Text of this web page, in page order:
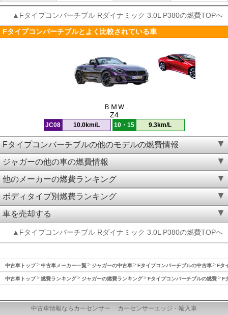
▲Fタイプコンバーチブル Rダイナミック 3.0L P380の燃費TOPへ
Fタイプコンバーチブルとよく比較されている車
ＢＭＷ
Z4
JC08 10.0km/L 10・15 9.3km/L
Fタイプコンバーチブルの他のモデルの燃費情報
ジャガーの他の車の燃費情報
他のメーカーの燃費ランキング
ボディタイプ別燃費ランキング
車を売却する
▲Fタイプコンバーチブル Rダイナミック 3.0L P380の燃費TOPへ
中古車トップ 中古車メーカー一覧 ジャガーの中古車 Fタイプコンバーチブルの中古車 Fタ
中古車トップ 燃費ランキング ジャガーの燃費ランキング Fタイプコンバーチブルの燃費 F
中古車情報ならカーセンサー
カーセンサーエッジ・輸入車